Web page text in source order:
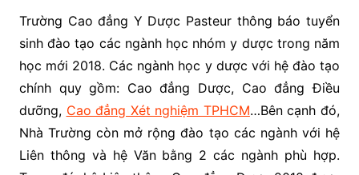
Trường Cao đẳng Y Dược Pasteur thông báo tuyển
sinh đào tạo các ngành học nhóm y dược trong năm
học mới 2018. Các ngành học y dược với hệ đào tạo
chính quy gồm: Cao đẳng Dược, Cao đẳng Điều
dưỡng, Cao đẳng Xét nghiệm TPHCM…Bên cạnh đó,
Nhà Trường còn mở rộng đào tạo các ngành với hệ
Liên thông và hệ Văn bằng 2 các ngành phù hợp.